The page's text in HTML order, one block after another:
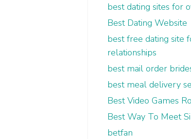
best dating sites for
Best Dating Website
best free dating site
relationships
best mail order
best meal delivery
Best Video Games
Best Way To Meet
betfan